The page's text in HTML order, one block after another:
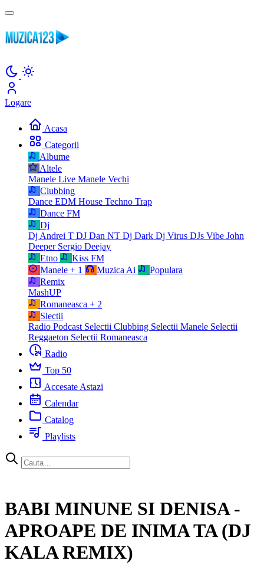
Logare
Acasa
Categorii
Albume
Altele
Manele Live Manele Vechi
Clubbing
Dance EDM House Techno Trap
Dance FM
Dj
Dj Andrei T DJ Dan NT Dj Dark Dj Virus DJs Vibe John
Deeper Sergio Deejay
Etno
Kiss FM
Manele + 1 Muzica Ai
Populara
Remix
MashUP
Romaneasca + 2
Slectii
Radio Podcast Selectii Clubbing Selectii Manele Selectii
Reggaeton Selectii Romaneasca
Radio
Top 50
Accesate Astazi
Calendar
Catalog
Playlists
BABI MINUNE SI DENISA -
APROAPE DE INIMA TA (DJ
KALA REMIX)